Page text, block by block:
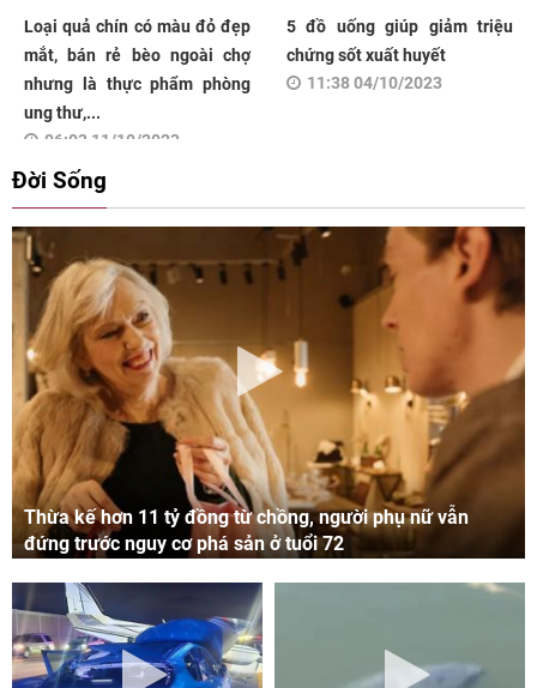
Loại quả chín có màu đỏ đẹp
mắt, bán rẻ bèo ngoài chợ
nhưng là thực phẩm phòng
ung thư,...
06:03 11/10/2023
5 đồ uống giúp giảm triệu
chứng sốt xuất huyết
11:38 04/10/2023
Đời Sống
Thừa kế hơn 11 tỷ đồng từ chồng, người phụ nữ vẫn
đứng trước nguy cơ phá sản ở tuổi 72